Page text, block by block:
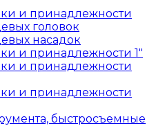
и принадлежности
головок
насадок
и принадлежности 1"
и принадлежности
и принадлежности
быстросъемные